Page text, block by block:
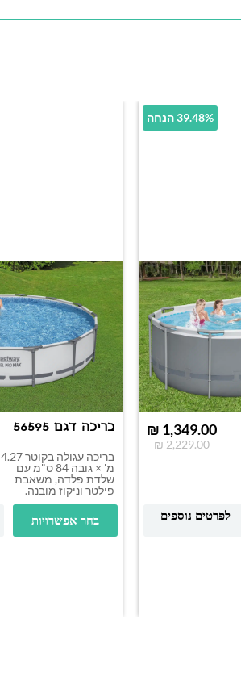
39.48% הנחה
₪2,229.00
₪ 1,349.00
לפרטים נוספים
בריכה דגם 56595
בריכה עגולה בקוטר 4.27
מ' × גובה 84 ס"מ עם
שלדת פלדה, משאבת
פילטר וניקוז מובנה.
בחר אפשרויות